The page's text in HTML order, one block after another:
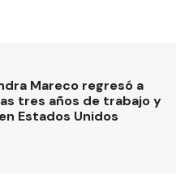
Mareco regresó a
tres años de trabajo y
Estados Unidos